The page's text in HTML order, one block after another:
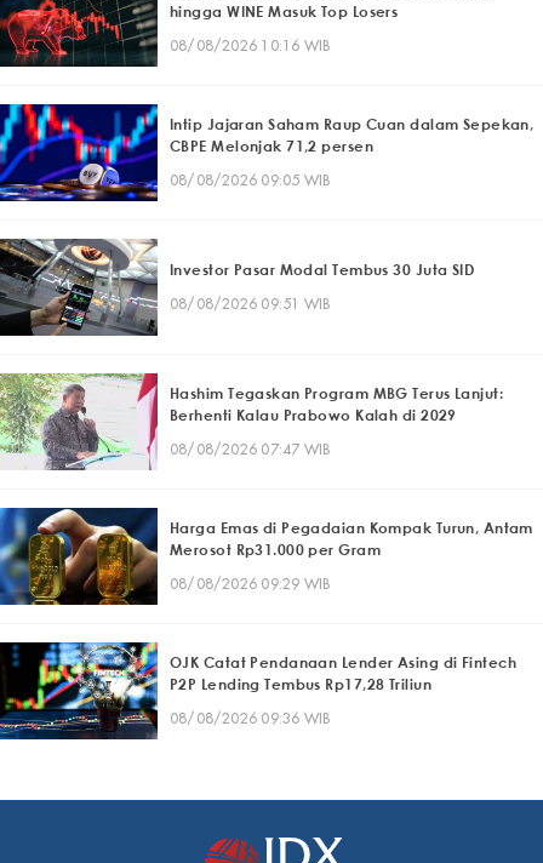
hingga WINE Masuk Top Losers
08/08/2026 10:16 WIB
Intip Jajaran Saham Raup Cuan dalam Sepekan,
CBPE Melonjak 71,2 persen
08/08/2026 09:05 WIB
Investor Pasar Modal Tembus 30 Juta SID
08/08/2026 09:51 WIB
Hashim Tegaskan Program MBG Terus Lanjut:
Berhenti Kalau Prabowo Kalah di 2029
08/08/2026 07:47 WIB
Harga Emas di Pegadaian Kompak Turun, Antam
Merosot Rp31.000 per Gram
08/08/2026 09:29 WIB
OJK Catat Pendanaan Lender Asing di Fintech
P2P Lending Tembus Rp17,28 Triliun
08/08/2026 09:36 WIB